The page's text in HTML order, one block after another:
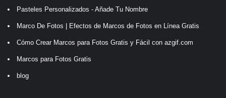
Pasteles Personalizados - Añade Tu Nombre
Marco De Fotos | Efectos de Marcos de Fotos en Línea Gratis
Cómo Crear Marcos para Fotos Gratis y Fácil con azgif.com
Marcos para Fotos Gratis
blog